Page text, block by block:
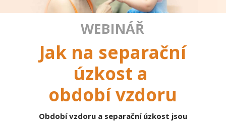
WEBINÁŘ
Jak na separační
úzkost a
období vzdoru
Období vzdoru a separační úzkost jsou